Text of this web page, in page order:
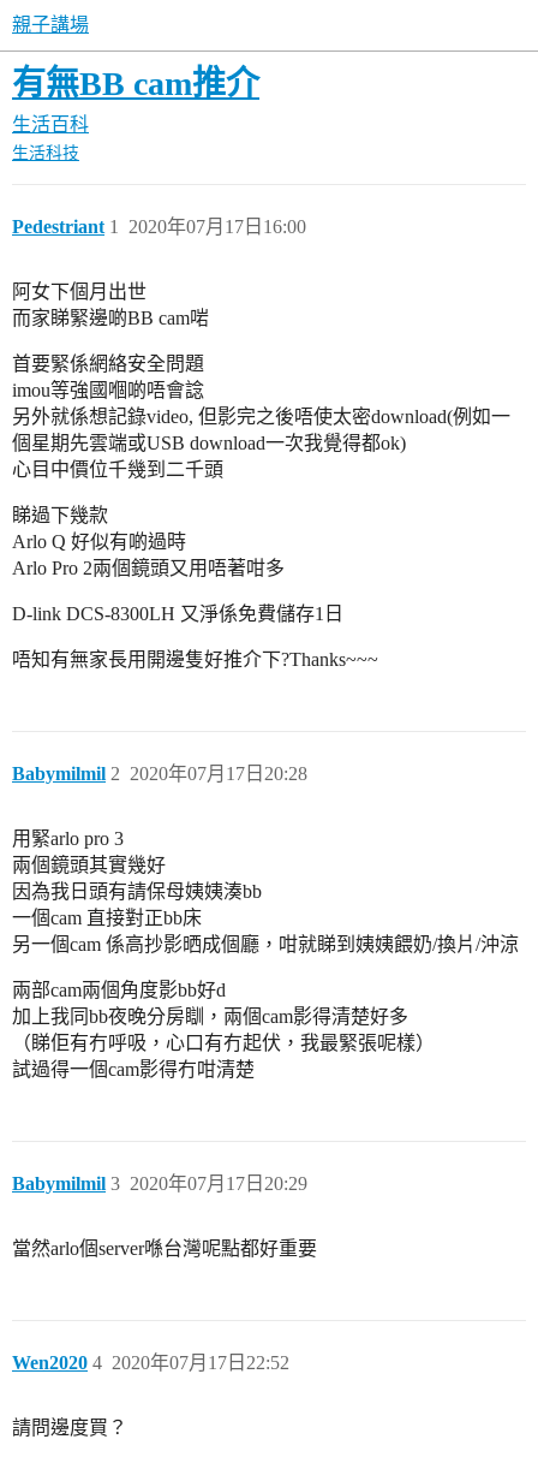
親子講場
有無BB cam推介
生活百科
生活科技
Pedestriant 2020年07月17日16:00
1
阿女下個月出世
而家睇緊邊啲BB cam啱
首要緊係網絡安全問題
imou等強國嗰啲唔會諗
另外就係想記錄video, 但影完之後唔使太密download(例如一
個星期先雲端或USB download一次我覺得都ok)
心目中價位千幾到二千頭
睇過下幾款
Arlo Q 好似有啲過時
Arlo Pro 2兩個鏡頭又用唔著咁多
D-link DCS-8300LH 又淨係免費儲存1日
唔知有無家長用開邊隻好推介下?Thanks~~~
Babymilmil 2020年07月17日20:28
2
用緊arlo pro 3
兩個鏡頭其實幾好
因為我日頭有請保母姨姨湊bb
一個cam 直接對正bb床
另一個cam 係高抄影晒成個廳，咁就睇到姨姨餵奶/換片/沖涼
兩部cam兩個角度影bb好d
加上我同bb夜晚分房瞓，兩個cam影得清楚好多
（睇佢有冇呼吸，心口有冇起伏，我最緊張呢樣）
試過得一個cam影得冇咁清楚
Babymilmil 2020年07月17日20:29
3
當然arlo個server喺台灣呢點都好重要
Wen2020 2020年07月17日22:52
4
請問邊度買？